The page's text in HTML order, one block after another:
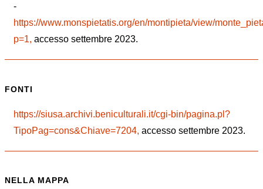
-
https://www.monspietatis.org/en/montipieta/view/
p=1, accesso settembre 2023.
FONTI
https://siusa.archivi.beniculturali.it/cgi-bin/pagina.pl?
TipoPag=cons&Chiave=7204, accesso settembre 2023.
NELLA MAPPA